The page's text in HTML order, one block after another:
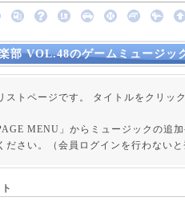
部 VOL.48のゲームミュージッ
ストページです。 タイトルをクリッ
MENU」からミュージックの追
ださい。（会員ログインを行わない